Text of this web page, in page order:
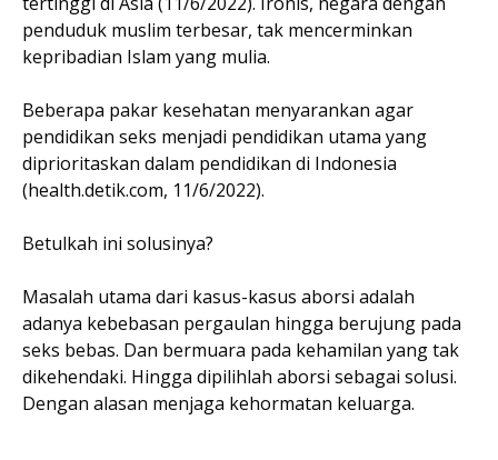
penduduk muslim terbesar, tak mencerminkan
kepribadian Islam yang mulia.
Beberapa pakar kesehatan menyarankan agar
pendidikan seks menjadi pendidikan utama yang
diprioritaskan dalam pendidikan di Indonesia
(health.detik.com, 11/6/2022).
Betulkah ini solusinya?
Masalah utama dari kasus-kasus aborsi adalah
adanya kebebasan pergaulan hingga berujung pada
seks bebas. Dan bermuara pada kehamilan yang tak
dikehendaki. Hingga dipilihlah aborsi sebagai solusi.
Dengan alasan menjaga kehormatan keluarga.